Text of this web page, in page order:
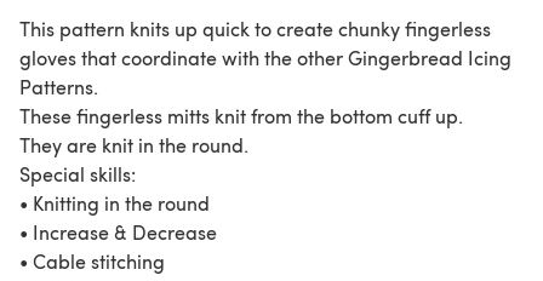
This pattern knits up quick to create chunky fingerless
gloves that coordinate with the other Gingerbread Icing
Patterns.
These fingerless mitts knit from the bottom cuff up.
They are knit in the round.
Special skills:
• Knitting in the round
• Increase & Decrease
• Cable stitching